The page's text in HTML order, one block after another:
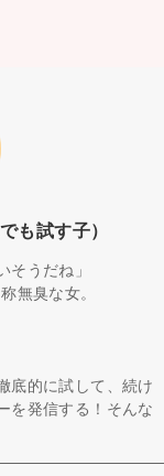
も試す子）
そうだね」
無臭な女。
底的に試して、続け
を発信する！そんな